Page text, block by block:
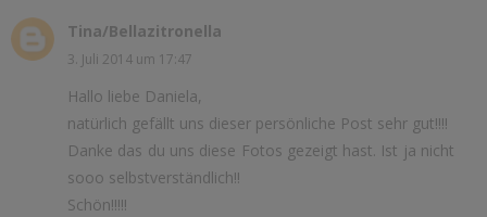
Tina/Bellazitronella
3. Juli 2014 um 17:47
Hallo liebe Daniela,
natürlich gefällt uns dieser persönliche Post sehr gut!!!!
Danke das du uns diese Fotos gezeigt hast. Ist ja nicht
sooo selbstverständlich!!
Schön!!!!!